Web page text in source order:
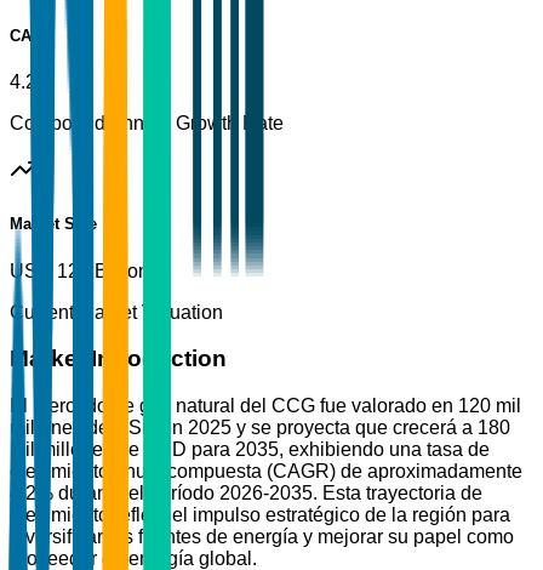
CAGR
4.2%
Compound Annual Growth Rate
Market Size
USD 120 Billion
Current Market Valuation
Market Introduction
El mercado de gas natural del CCG fue valorado en 120 mil
millones de USD en 2025 y se proyecta que crecerá a 180
mil millones de USD para 2035, exhibiendo una tasa de
crecimiento anual compuesta (CAGR) de aproximadamente
4.2% durante el período 2026-2035. Esta trayectoria de
crecimiento refleja el impulso estratégico de la región para
diversificar las fuentes de energía y mejorar su papel como
proveedor de energía global.